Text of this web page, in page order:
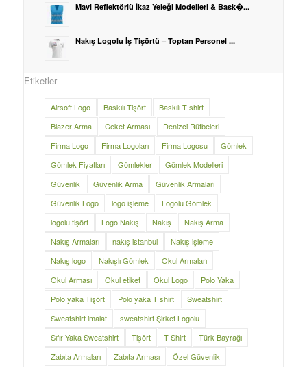
Mavi Reflektörlü İkaz Yeleği Modelleri & Bask�...
Nakış Logolu İş Tişörtü – Toptan Personel ...
Etiketler
Airsoft Logo Baskılı Tişört
Baskılı T shirt
Blazer Arma
Ceket Arması
Denizci Rütbeleri
Firma Logo
Firma Logoları Firma Logosu
Gömlek
Gömlek Fiyatları
Gömlekler
Gömlek Modelleri
Güvenlik
Güvenlik Arma
Güvenlik Armaları
Güvenlik Logo
logo işleme
Logolu Gömlek
logolu tişört
Logo Nakış Nakış
Nakış Arma
Nakış Armaları
nakış istanbul
Nakış işleme
Nakış logo
Nakışlı Gömlek
Okul Armaları
Okul Arması
Okul etiket Okul Logo
Polo Yaka
Polo yaka Tişört
Polo yaka T shirt
Sweatshirt
Sweatshirt imalat
sweatshirt Şirket Logolu
Sıfır Yaka Sweatshirt
Tişört T Shirt
Türk Bayrağı
Zabıta Armaları
Zabıta Arması Özel Güvenlik